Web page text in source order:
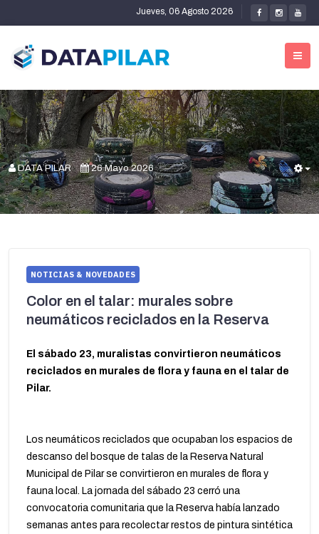
Jueves, 06 Agosto 2026
DATA PILAR 26 Mayo 2026
NOTICIAS & NOVEDADES
Color en el talar: murales sobre
neumáticos reciclados en la Reserva
El sábado 23, muralistas convirtieron neumáticos
reciclados en murales de flora y fauna en el talar de
Pilar.
Los neumáticos reciclados que ocupaban los espacios de
descanso del bosque de talas de la Reserva Natural
Municipal de Pilar se convirtieron en murales de flora y
fauna local. La jornada del sábado 23 cerró una
convocatoria comunitaria que la Reserva había lanzado
semanas antes para recolectar restos de pintura sintética